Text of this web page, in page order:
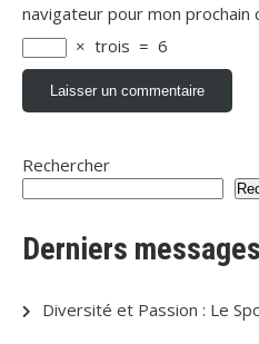
navigateur pour mon prochain
× trois = 6
Rechercher
Derniers messages
Diversité et Passion : Le